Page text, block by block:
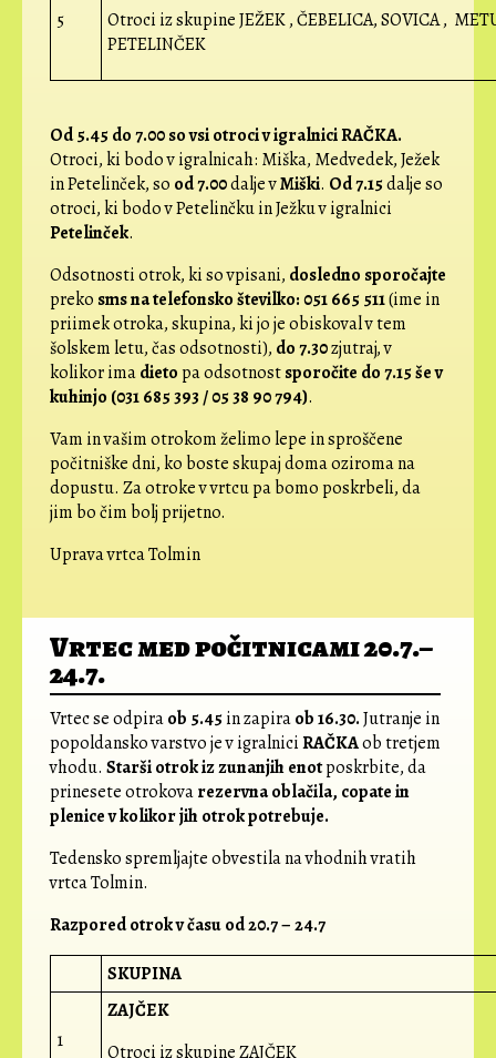
5
Otroci iz skupine JEŽEK , ČEBELICA, SOVICA ,
PETELINČEK
Od 5.45 do 7.00 so vsi otroci v igralnici RAČKA.
Otroci, ki bodo v igralnicah: Miška, Medvedek, Ježek
in Petelinček, so od 7.00dalje vMiški. Od 7.15dalje so
otroci, ki bodo v Petelinčku in Ježku v igralnici
Petelinček.
Odsotnosti otrok, ki so vpisani, dosledno sporočajte
preko sms na telefonsko številko: 051 665 511(ime in
priimek otroka, skupina, ki jo je obiskoval v tem
šolskem letu, čas odsotnosti), do 7.30zjutraj, v
kolikor imadietopa odsotnostsporočite do 7.15 še v
kuhinjo (031 685 393 / 05 38 90 794).
Vam in vašim otrokom želimo lepe in sproščene
počitniške dni, ko boste skupaj doma oziroma na
dopustu. Za otroke v vrtcu pa bomo poskrbeli, da
jim bo čim bolj prijetno.
Uprava vrtca Tolmin
Vrtec med počitnicami 20.7.–
24.7.
Vrtec se odpiraob 5.45in zapiraob 16.30.Jutranje in
popoldansko varstvo je v igralniciRAČKAob tretjem
vhodu. Starši otrok iz zunanjih enotposkrbite, da
prinesete otrokovarezervna oblačila, copate in
plenice v kolikor jih otrok potrebuje.
Tedensko spremljajte obvestila na vhodnih vratih
vrtca Tolmin.
Razpored otrok v času od 20.7 – 24.7
SKUPINA
1
ZAJČEK
Otroci iz skupine ZAJČEK